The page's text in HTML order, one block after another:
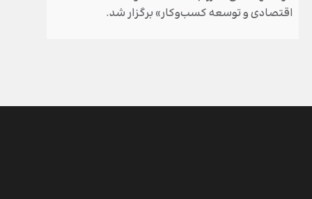
اقتصادی و توسعه کسب‌وکار» برگزار شد.